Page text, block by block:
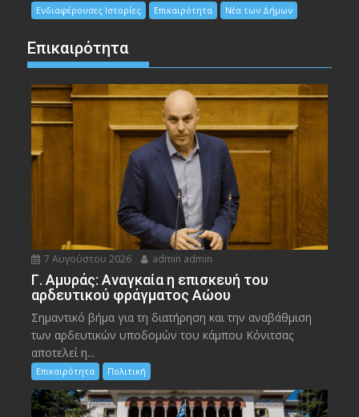
Ενδιαφέρουσες Ιστορίες Επικαιρότητα Νέα των Δήμων
Επικαιρότητα
7 Αυγούστου 2026 admin admin
Γ. Αμυράς: Αναγκαία η επισκευή του
αρδευτικού φράγματος Αώου
Σημαντικό βήμα για τη διατήρηση και την αναβάθμιση
των αρδευτικών υποδομών του κάμπου Κόνιτσας
αποτελεί η...
Επικαιρότητα Πολιτική